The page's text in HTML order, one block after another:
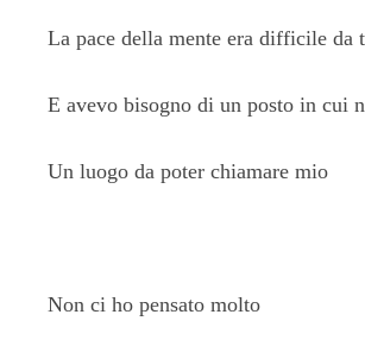
La pace della mente era difficile da
E avevo bisogno di un posto in cui
Un luogo da poter chiamare mio
Non ci ho pensato molto